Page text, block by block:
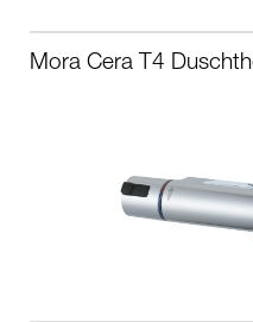
Mora Cera T4